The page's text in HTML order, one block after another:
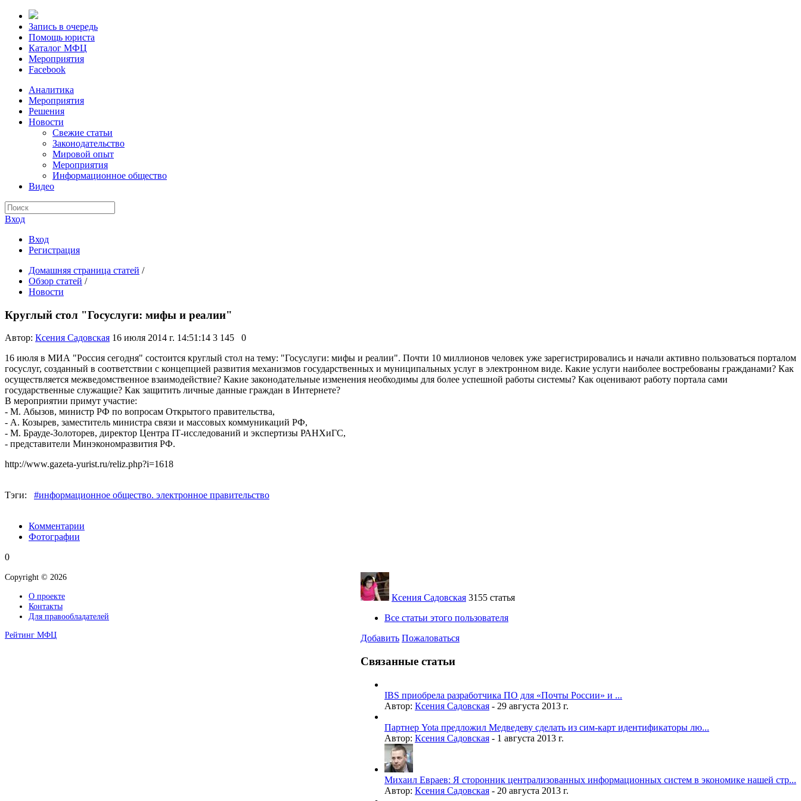
Запись в очередь
Помощь юриста
Каталог МФЦ
Мероприятия
Facebook
Аналитика
Мероприятия
Решения
Новости
Свежие статьи
Законодательство
Мировой опыт
Мероприятия
Информационное общество
Видео
Вход
Вход
Регистрация
Домашняя страница статей /
Обзор статей /
Новости
Круглый стол "Госуслуги: мифы и реалии"
Автор: Ксения Садовская 16 июля 2014 г. 14:51:14 3 145 0
16 июля в МИА "Россия сегодня" состоится круглый стол на тему: "Госуслуги: мифы и реалии". Почти 10 миллионов человек уже зарегистрировались и начали активно пользоваться порталом
госуслуг, созданный в соответствии с концепцией развития механизмов государственных и муниципальных услуг в электронном виде. Какие услуги наиболее востребованы гражданами? Как
осуществляется межведомственное взаимодействие? Какие законодательные изменения необходимы для более успешной работы системы? Как оценивают работу портала сами
государственные служащие? Как защитить личные данные граждан в Интернете?
В мероприятии примут участие:
- М. Абызов, министр РФ по вопросам Открытого правительства,
- А. Козырев, заместитель министра связи и массовых коммуникаций РФ,
- М. Брауде-Золоторев, директор Центра IТ-исследований и экспертизы РАНХиГС,
- представители Минэкономразвития РФ.
http://www.gazeta-yurist.ru/reliz.php?i=1618
Тэги: #информационное общество. электронное правительство
Комментарии
Фотографии
0
Ксения Садовская 3155 статья
Все статьи этого пользователя
Добавить Пожаловаться
Связанные статьи
IBS приобрела разработчика ПО для «Почты России» и ...
Автор: Ксения Садовская - 29 августа 2013 г.
Партнер Yota предложил Медведеву сделать из сим-карт идентификаторы лю...
Автор: Ксения Садовская - 1 августа 2013 г.
Михаил Евраев: Я сторонник централизованных информационных систем в экономике нашей стр...
Автор: Ксения Садовская - 20 августа 2013 г.
Copyright © 2026
О проекте
Контакты
Для правообладателей
Рейтинг МФЦ